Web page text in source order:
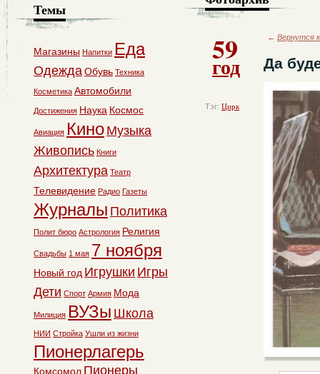
59
год
Тэг: Цирк
← Вернутся
Да
Темы
Магазины Напитки Еда
ОдеждаОбувь Техника
Косметика Автомобили
Достижения Наука Космос
Авиация Кино Музыка
Живопись Книги
Архитектура Театр
Телевидение Радио Газеты
Журналы Политика
Полит бюро Астрология Религия
Свадьбы 1 мая 7 ноября
Новый год Игрушки Игры
Дети Спорт Армия Мода
Милиция ВУЗы Школа
НИИ Стройка Ушли из жизни
Пионерлагерь
Комсомол Пионеры